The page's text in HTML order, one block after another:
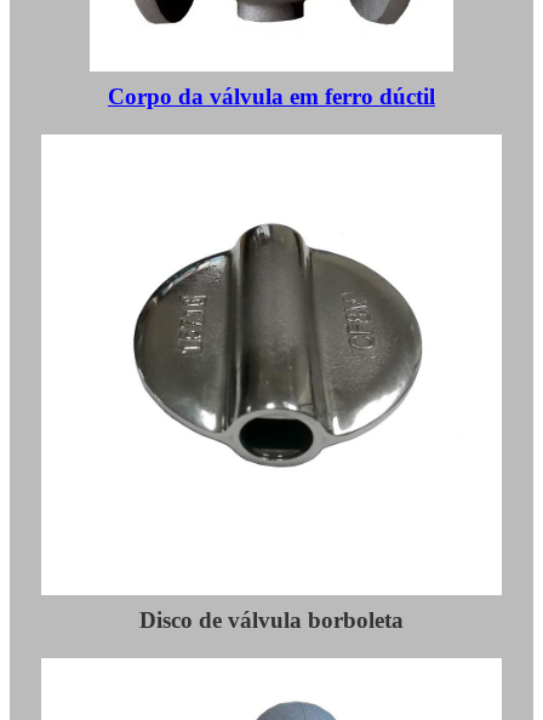
Corpo da válvula em ferro dúctil
Disco de válvula borboleta